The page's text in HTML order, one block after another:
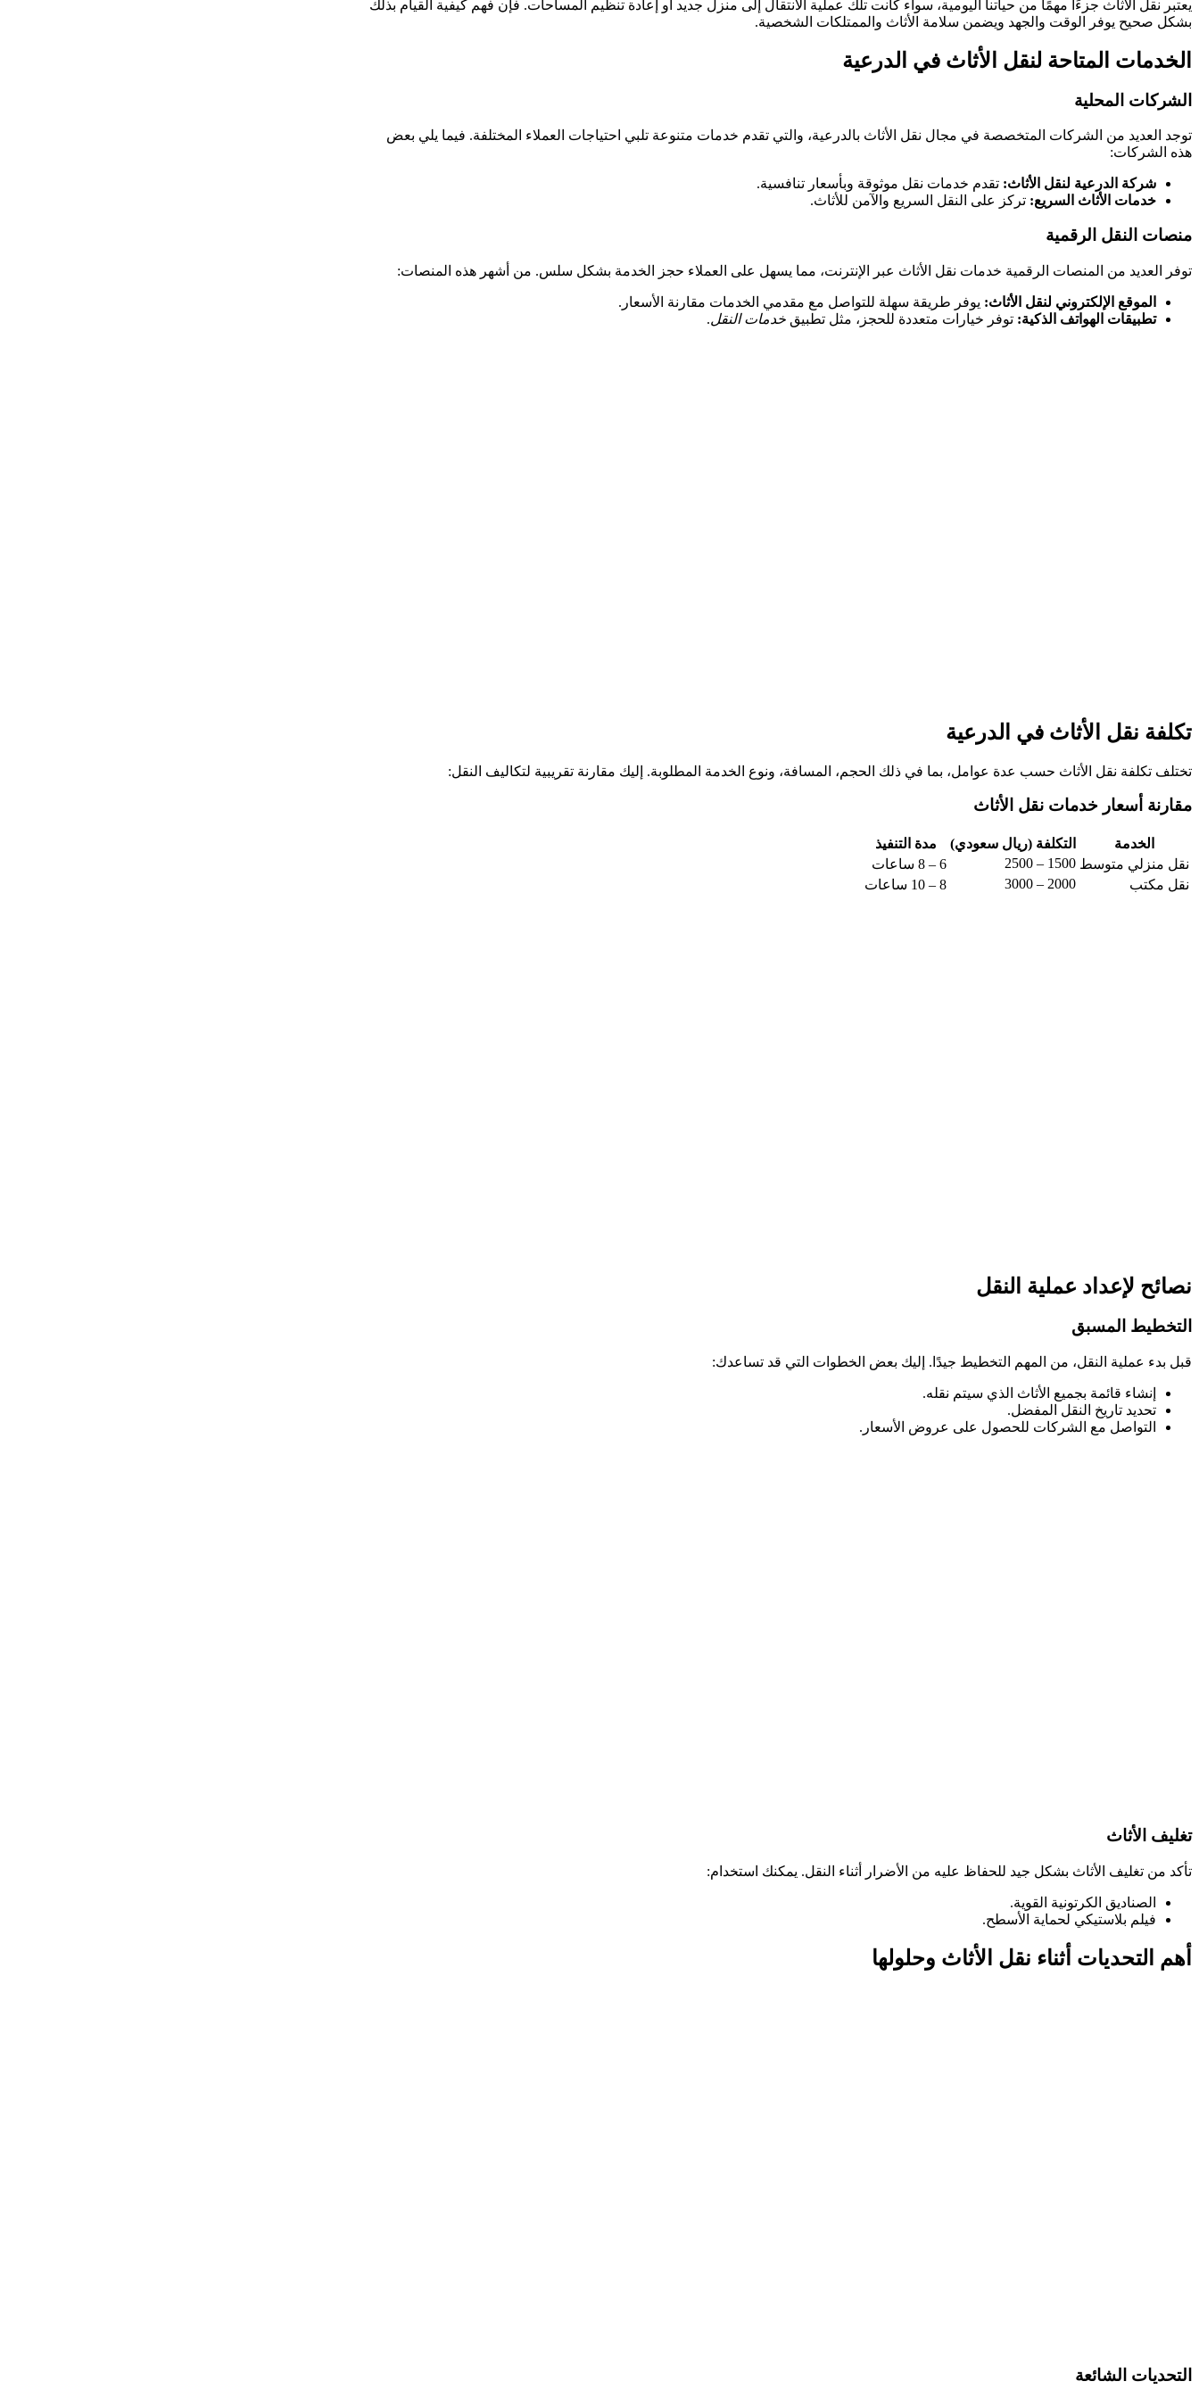
يعتبر نقل الأثاث جزءًا مهمًا من حياتنا اليومية، سواء كانت تلك عملية الانتقال إلى منزل جديد أو إعادة تنظيم المساحات. فإن فهم كيفية القيام بذلك
بشكل صحيح يوفر الوقت والجهد ويضمن سلامة الأثاث والممتلكات الشخصية.
الخدمات المتاحة لنقل الأثاث في الدرعية
الشركات المحلية
توجد العديد من الشركات المتخصصة في مجال نقل الأثاث بالدرعية، والتي تقدم خدمات متنوعة تلبي احتياجات العملاء المختلفة. فيما يلي بعض
هذه الشركات:
شركة الدرعية لنقل الأثاث: تقدم خدمات نقل موثوقة وبأسعار تنافسية.
خدمات الأثاث السريع: تركز على النقل السريع والآمن للأثاث.
منصات النقل الرقمية
توفر العديد من المنصات الرقمية خدمات نقل الأثاث عبر الإنترنت، مما يسهل على العملاء حجز الخدمة بشكل سلس. من أشهر هذه المنصات:
الموقع الإلكتروني لنقل الأثاث: يوفر طريقة سهلة للتواصل مع مقدمي الخدمات مقارنة الأسعار.
تطبيقات الهواتف الذكية: توفر خيارات متعددة للحجز، مثل تطبيق خدمات النقل.
تكلفة نقل الأثاث في الدرعية
تختلف تكلفة نقل الأثاث حسب عدة عوامل، بما في ذلك الحجم، المسافة، ونوع الخدمة المطلوبة. إليك مقارنة تقريبية لتكاليف النقل:
مقارنة أسعار خدمات نقل الأثاث
الخدمة التكلفة (ريال سعودي)
مدة التنفيذ
نقل منزلي متوسط 1500 – 2500
6 – 8 ساعات
نقل مكتب
2000 – 3000 8 – 10 ساعات
نصائح لإعداد عملية النقل
التخطيط المسبق
قبل بدء عملية النقل، من المهم التخطيط جيدًا. إليك بعض الخطوات التي قد تساعدك:
إنشاء قائمة بجميع الأثاث الذي سيتم نقله.
تحديد تاريخ النقل المفضل.
التواصل مع الشركات للحصول على عروض الأسعار.
تغليف الأثاث
تأكد من تغليف الأثاث بشكل جيد للحفاظ عليه من الأضرار أثناء النقل. يمكنك استخدام:
الصناديق الكرتونية القوية.
فيلم بلاستيكي لحماية الأسطح.
أهم التحديات أثناء نقل الأثاث وحلولها
التحديات الشائعة